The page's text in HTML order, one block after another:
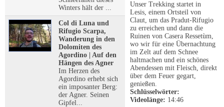
Winters hält der ...
Col di Luna und
Rifugio Scarpa,
Wanderung in den
Dolomiten des
Agordino | Auf den
Hängen des Agner
Im Herzen des
Agordino erhebt sich
ein imposanter Berg:
der Agner. Seinen
Gipfel...
Unser Trekking startet in
Lesis, einem Ortsteil von
Claut, um das Pradut-Rifugio
zu erreichen und dann die
Ruinen von Casera Ressetùm,
wo wir für eine Übernachtung
im Zelt auf dem Schnee
haltmachen und ein schönes
Abendessen mit Fleisch, direkt
über dem Feuer gegart,
genießen.
Schlüsselwörter:
Videolänge: 14:46